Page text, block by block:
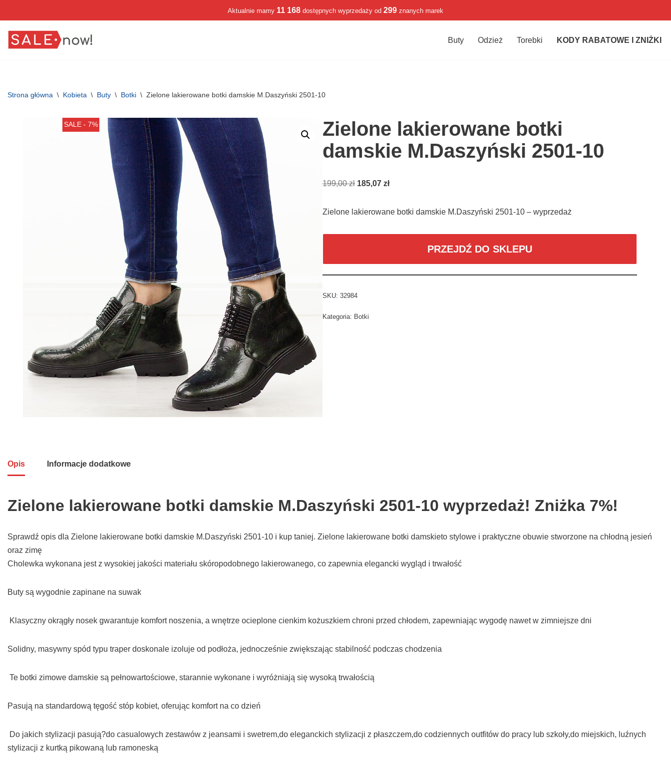
do
Aktualnie mamy 11 168 dostępnych wyprzedaży od 299 znanych marek
Buty Odzież Torebki KODY RABATOWE I ZNIŻKI
Strona główna \ Kobieta \ Buty \ Botki \ Zielone lakierowane botki damskie M.Daszyński 2501-10
SALE - 7%
Zielone lakierowane botki
damskie M.Daszyński 2501-10
199,00zł 185,07 zł
Zielone lakierowane botki damskie M.Daszyński 2501-10 – wyprzedaż
PRZEJDŹ DO SKLEPU
SKU: 32984
Kategoria: Botki
Opis Informacje dodatkowe
Zielone lakierowane botki damskie M.Daszyński 2501-10 wyprzedaż! Zniżka 7%!
Sprawdź opis dla Zielone lakierowane botki damskie M.Daszyński 2501-10 i kup taniej. Zielone lakierowane botki damskieto stylowe i praktyczne obuwie stworzone na chłodną jesień
oraz zimę
Cholewka wykonana jest z wysokiej jakości materiału skóropodobnego lakierowanego, co zapewnia elegancki wygląd i trwałość
Buty są wygodnie zapinane na suwak
Klasyczny okrągły nosek gwarantuje komfort noszenia, a wnętrze ocieplone cienkim kożuszkiem chroni przed chłodem, zapewniając wygodę nawet w zimniejsze dni
Solidny, masywny spód typu traper doskonale izoluje od podłoża, jednocześnie zwiększając stabilność podczas chodzenia
Te botki zimowe damskie są pełnowartościowe, starannie wykonane i wyróżniają się wysoką trwałością
Pasują na standardową tęgość stóp kobiet, oferując komfort na co dzień
Do jakich stylizacji pasują?do casualowych zestawów z jeansami i swetrem,do eleganckich stylizacji z płaszczem,do codziennych outfitów do pracy lub szkoły,do miejskich, luźnych
stylizacji z kurtką pikowaną lub ramoneską